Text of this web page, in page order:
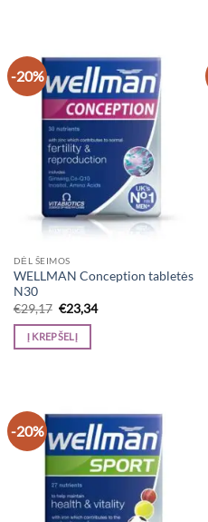
-20%
DĖL ŠEIMOS
WELLMAN Conception tabletės
N30
€29,17 Original
price
was:
€29,17.
€23,34Current
Į KREPŠELĮ
-20%